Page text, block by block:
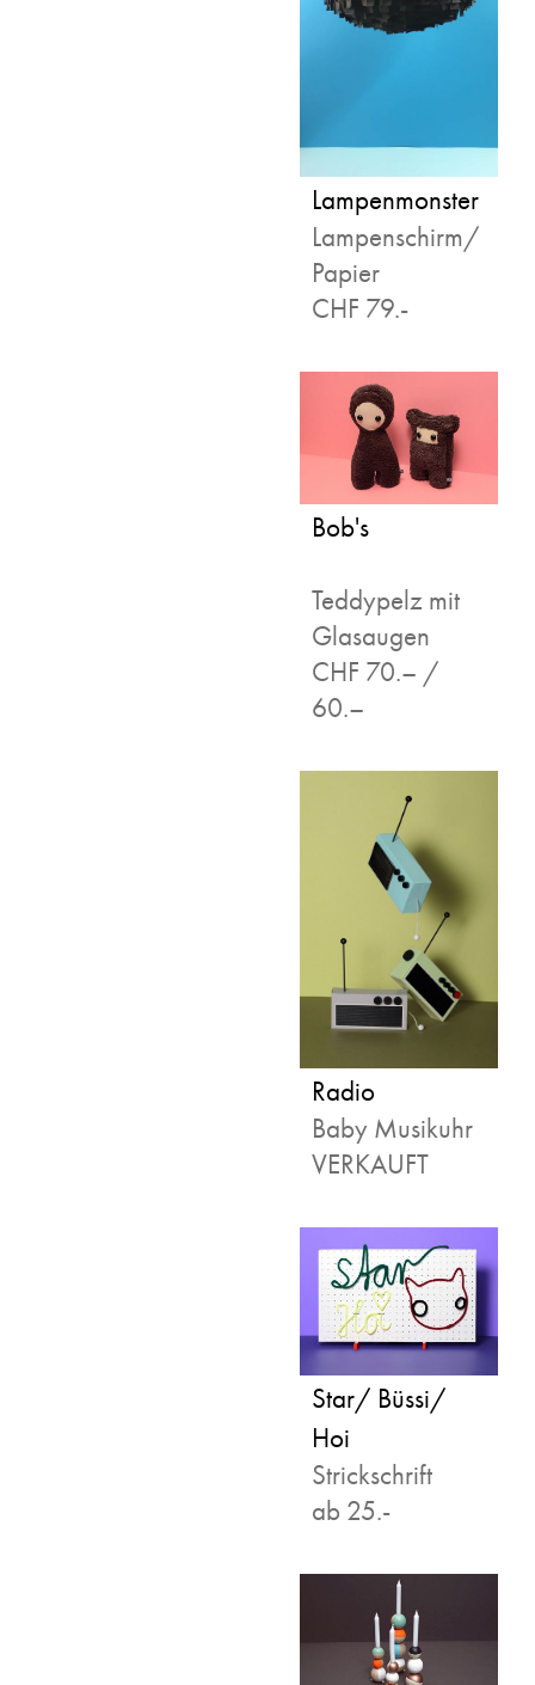
Lampenmonster
Lampenschirm/
Papier
CHF 79.-
Bob's
Teddypelz mit
Glasaugen
CHF 70.– /
60.–
Radio
Baby Musikuhr
VERKAUFT
Star/ Büssi/
Hoi
Strickschrift
ab 25.-